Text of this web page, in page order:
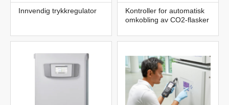
Innvendig trykkregulator
Kontroller for automatisk
omkobling av CO2-flasker